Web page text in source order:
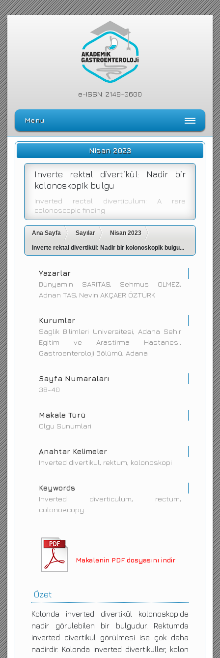
e-ISSN: 2149-0600
Menu
Ana Sayfa
Editörler Kurulu
Dergi Kılavuzu
Arama Yap
İletişim
Nisan 2023
Inverte rektal divertikül: Nadir bir
kolonoskopik bulgu
Inverted rectal diverticulum: A rare
colonoscopic finding
Ana Sayfa Sayılar Nisan 2023
Inverte rektal divertikül: Nadir bir kolonoskopik bulgu...
Yazarlar
Bünyamin SARITAS, Sehmus ÖLMEZ,
Adnan TAS, Nevin AKÇAER ÖZTÜRK
Kurumlar
Saglik Bilimleri Üniversitesi, Adana Sehir
Egitim ve Arastirma Hastanesi,
Gastroenteroloji Bölümü, Adana
Sayfa Numaraları
38-40
Makale Türü
Olgu Sunumlari
Anahtar Kelimeler
Inverted divertikül, rektum, kolonoskopi
Keywords
Inverted diverticulum, rectum,
colonoscopy
Makalenin PDF dosyasını indir
Özet
Kolonda inverted divertikül kolonoskopide
nadir görülebilen bir bulgudur. Rektumda
inverted divertikül görülmesi ise çok daha
nadirdir. Kolonda inverted divertiküller, kolon